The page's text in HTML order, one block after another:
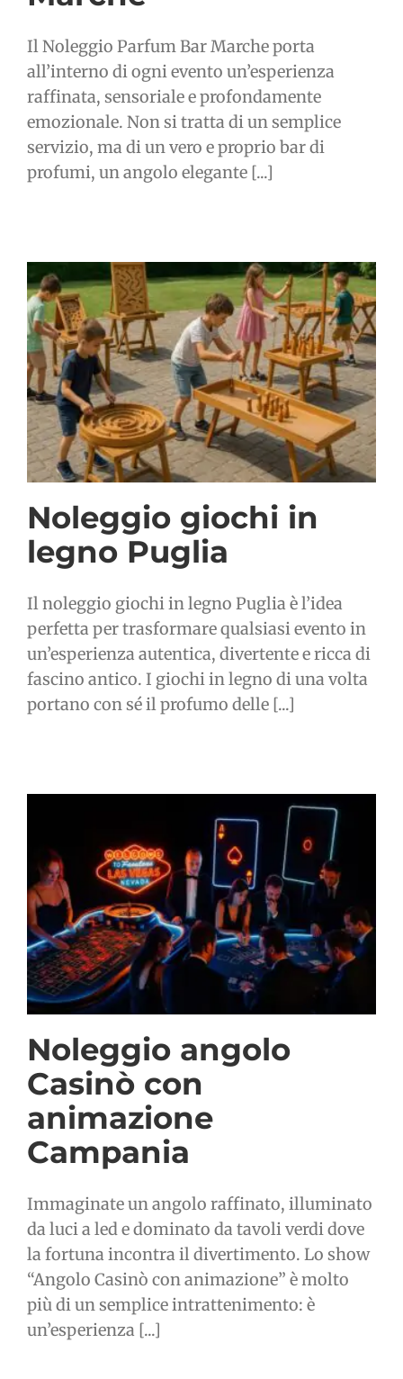
Il Noleggio Parfum Bar Marche porta
all’interno di ogni evento un’esperienza
raffinata, sensoriale e profondamente
emozionale. Non si tratta di un semplice
servizio, ma di un vero e proprio bar di
profumi, un angolo elegante [...]
Noleggio giochi in
legno Puglia
Il noleggio giochi in legno Puglia è l’idea
perfetta per trasformare qualsiasi evento in
un’esperienza autentica, divertente e ricca di
fascino antico. I giochi in legno di una volta
portano con sé il profumo delle [...]
Noleggio angolo
Casinò con
animazione
Campania
Immaginate un angolo raffinato, illuminato
da luci a led e dominato da tavoli verdi dove
la fortuna incontra il divertimento. Lo show
“Angolo Casinò con animazione” è molto
più di un semplice intrattenimento: è
un’esperienza [...]